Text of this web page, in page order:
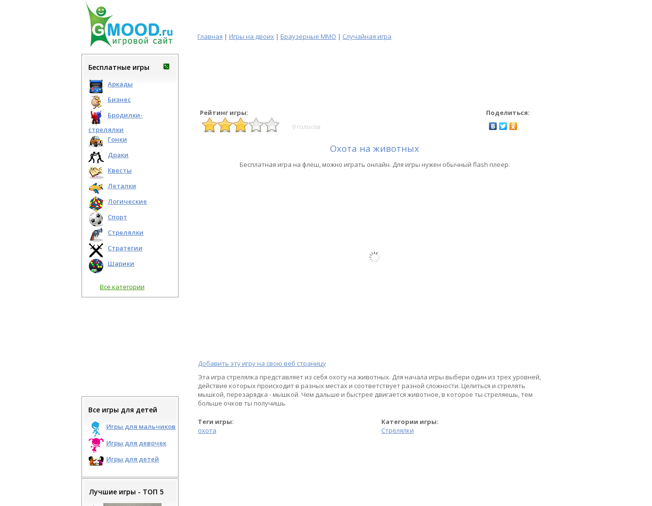
Главная | Игры на двоих | Браузерные MMO | Случайная игра
Бесплатные игры
Аркады
Бизнес
Бродилки-
стрелялки
Гонки
Драки
Квесты
Леталки
Логические
Спорт
Стрелялки
Стратегии
Шарики
Все категории
Все игры для детей
Игры для мальчиков
Игры для девочек
Игры для детей
Лучшие игры - ТОП 5
Рейтинг игры: Поделиться:
9 голосов
Охота на животных
Бесплатная игра на флеш, можно играть онлайн. Для игры нужен обычный flash плеер.
Добавить эту игру на свою веб страницу
Эта игра стрелялка представляет из себя охоту на животных. Для начала игры выбери один из трех уровней,
действие которых происходит в разных местах и соответствует разной сложности. Целиться и стрелять
мышкой, перезарядка - мышкой. Чем дальше и быстрее двигается животное, в которое ты стреляешь, тем
больше очков ты получишь.
Теги игры:
Категории игры:
охота
Стрелялки